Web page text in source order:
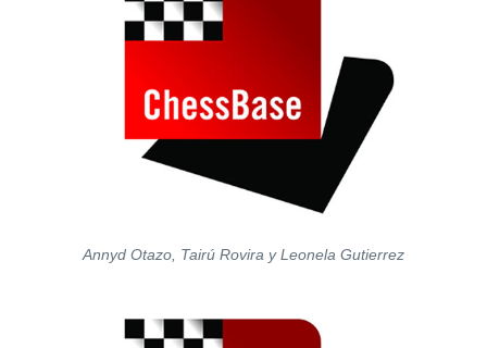
Annyd Otazo, Tairú Rovira y Leonela Gutierrez